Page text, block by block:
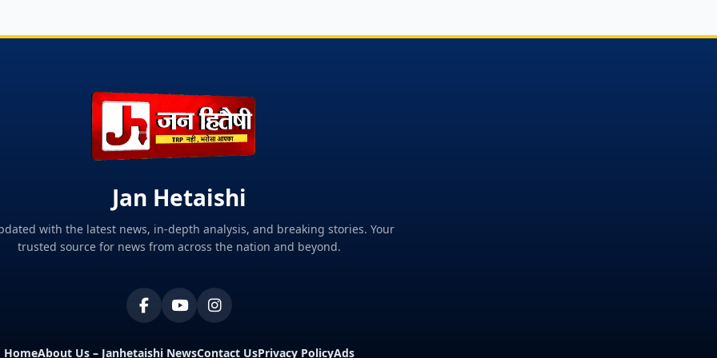
Jan Hetaishi
with the latest news, in-depth analysis, and breaking stories. Your
trusted source for news from across the nation and beyond.
HomeAbout Us – Janhetaishi NewsContact UsPrivacy PolicyAds